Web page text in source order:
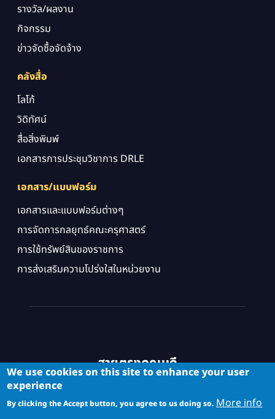
รางวัล/ผลงาน
กิจกรรม
ข่าวจัดซื้อจัดจ้าง
คลังสื่อ
โลโก้
วิดิทัศน์
สื่อสิ่งพิมพ์
เอกสารการประชุมวิชาการ DRLE
เอกสาร/แบบฟอร์ม
เอกสารและแบบฟอร์มต่างๆ
การจัดการกลยุทธ์คณะครุศาสตร์
การใช้ทรัพย์สินของราชการ
การส่งเสริมความโปร่งใสในหน่วยงาน
สายตรงคณบดี
We use cookies on this site to enhance your user
experience
By clicking the Accept button, you agree to us doing so. More info